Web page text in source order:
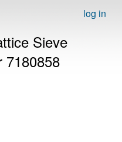
log in
Sieve
7180858